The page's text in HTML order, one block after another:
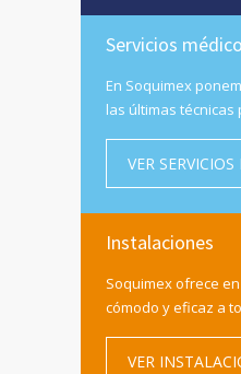
Servicios
En Soquimex
las últimas
VER
Instalaciones
Soquimex ofrece
cómodo y eficaz a
VER